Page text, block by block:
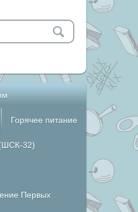
Горячее питание
32)
Первых